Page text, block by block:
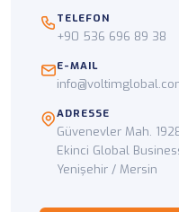
TELEFON
+90 536 696 89 38
E-MAIL
ADRESSE
Güvenevler Mah.
Ekinci Global
Yenişehir / Mersin